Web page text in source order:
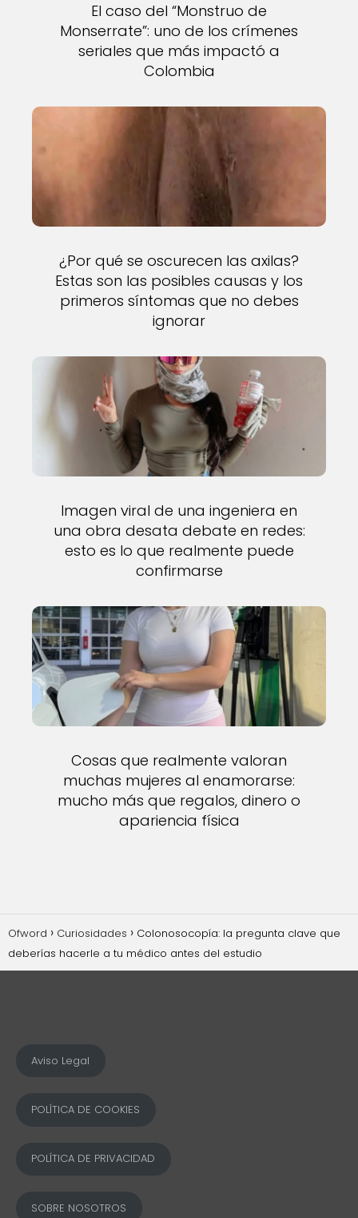
El caso del “Monstruo de
Monserrate”: uno de los crímenes
seriales que más impactó a
Colombia
¿Por qué se oscurecen las axilas?
Estas son las posibles causas y los
primeros síntomas que no debes
ignorar
Imagen viral de una ingeniera en
una obra desata debate en redes:
esto es lo que realmente puede
confirmarse
Cosas que realmente valoran
muchas mujeres al enamorarse:
mucho más que regalos, dinero o
apariencia física
Ofword Curiosidades
Colonosocopía: la pregunta clave que
deberías hacerle a tu médico antes del estudio
Aviso Legal
POLÍTICA DE COOKIES
POLÍTICA DE PRIVACIDAD
SOBRE NOSOTROS